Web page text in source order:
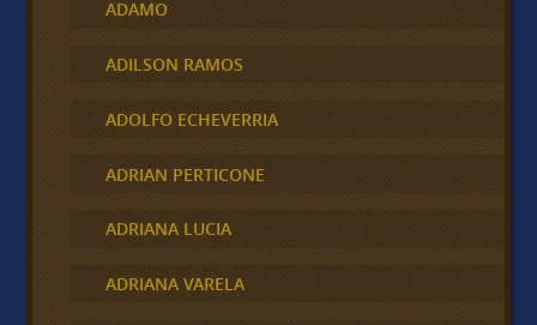
ADAMO
ADILSON RAMOS
ADOLFO ECHEVERRIA
ADRIAN PERTICONE
ADRIANA LUCIA
ADRIANA VARELA